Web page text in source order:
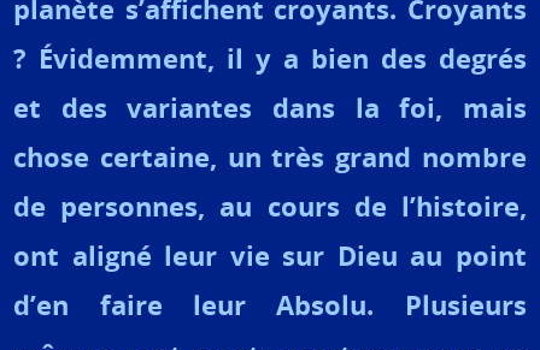
planète s’affichent croyants. Croyants
? Évidemment, il y a bien des degrés
et des variantes dans la foi, mais
chose certaine, un très grand nombre
de personnes, au cours de l’histoire,
ont aligné leur vie sur Dieu au point
d’en faire leur Absolu. Plusieurs